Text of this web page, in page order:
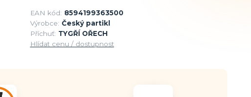
EAN kód: 8594199363500
Výrobce: Český partikl
Příchuť: TYGŘÍ OŘECH
Hlídat cenu / dostupnost